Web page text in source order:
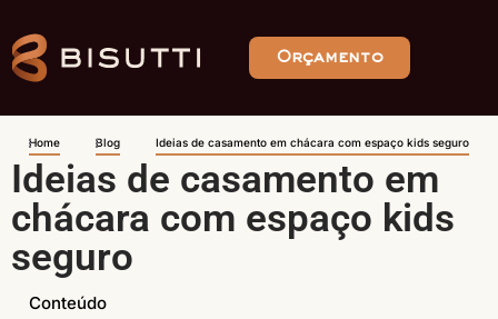
Orçamento
Home Blog Ideias de casamento em chácara com espaço kids seguro
Ideias de casamento em
chácara com espaço kids
seguro
Conteúdo